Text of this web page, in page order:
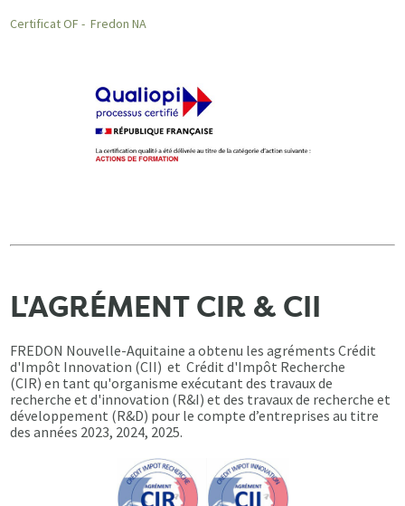
Certificat OF - Fredon NA
L'AGRÉMENT CIR & CII
FREDON Nouvelle-Aquitaine a obtenu les agréments Crédit
d'Impôt Innovation (CII) et Crédit d'Impôt Recherche
(CIR) en tant qu'organisme exécutant des travaux de
recherche et d'innovation (R&I) et des travaux de recherche et
développement (R&D) pour le compte d’entreprises au titre
des années 2023, 2024, 2025.